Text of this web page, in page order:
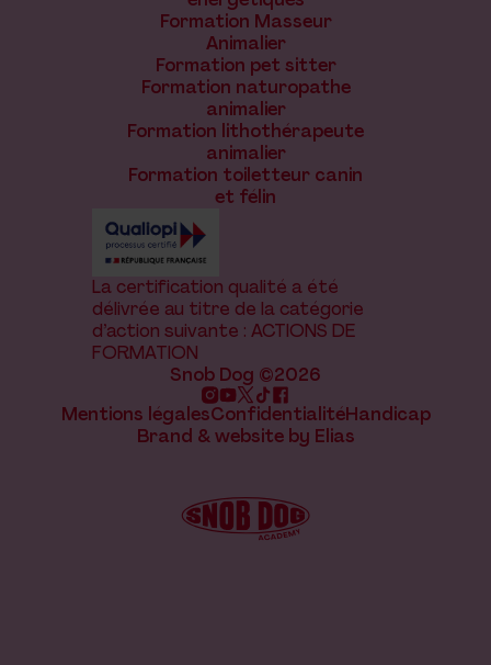
Formation Masseur
Animalier
Formation pet sitter
Formation naturopathe
animalier
Formation lithothérapeute
animalier
Formation toiletteur canin
et félin
La certification qualité a été
délivrée au titre de la catégorie
d’action suivante : ACTIONS DE
FORMATION
Snob Dog ©2026
Mentions légalesConfidentialitéHandicap
Brand & website by Elias